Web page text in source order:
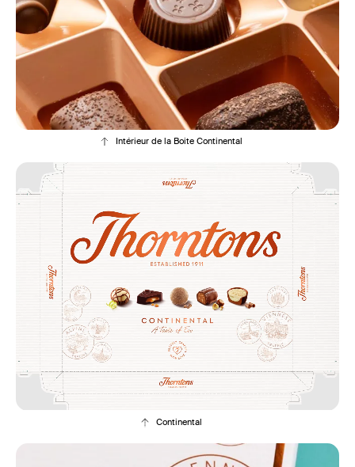
Intérieur de la Boite Continental
Continental